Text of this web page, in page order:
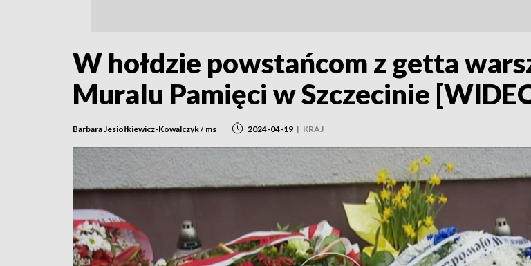
W hołdzie powstańcom z getta
Muralu Pamięci w Szczecinie
Barbara Jesiołkiewicz-Kowalczyk / ms 2024-04-19 | KRAJ